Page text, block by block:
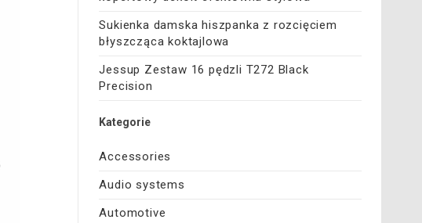
Sukienka damska hiszpanka z rozcięciem
błyszcząca koktajlowa
Jessup Zestaw 16 pędzli T272 Black
Precision
Kategorie
Accessories
Audio systems
Automotive